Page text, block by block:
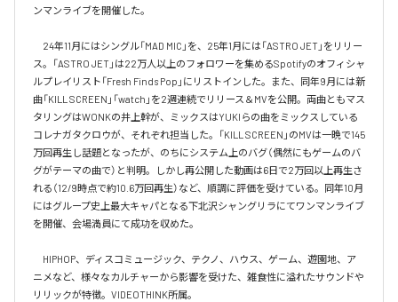
ンマンライブを開催した。
24年11月にはシングル「MAD MIC」を、25年1月には「ASTRO JET」をリリー
ス。「ASTRO JET」は22万人以上のフォロワーを集めるSpotifyのオフィシャ
ルプレイリスト「Fresh Finds Pop」にリストインした。また、同年9月には新
曲「KILL SCREEN」「watch」を2週連続でリリース＆MVを公開。両曲ともマス
タリングはWONKの井上幹が、ミックスはYUKIらの曲をミックスしている
コレナガタクロウが、それぞれ担当した。「KILL SCREEN」のMVは一晩で145
万回再生し話題となったが、のちにシステム上のバグ（偶然にもゲームのバ
グがテーマの曲で）と判明。しかし再公開した動画は6日で2万回以上再生さ
れる（12/9時点で約10.6万回再生）など、順調に評価を受けている。同年10月
にはグループ史上最大キャパとなる下北沢シャングリラにてワンマンライブ
を開催、会場満員にて成功を収めた。
HIPHOP、ディスコミュージック、テクノ、ハウス、ゲーム、遊園地、ア
ニメなど、様々なカルチャーから影響を受けた、雑食性に溢れたサウンドや
リリックが特徴。VIDEOTHINK所属。